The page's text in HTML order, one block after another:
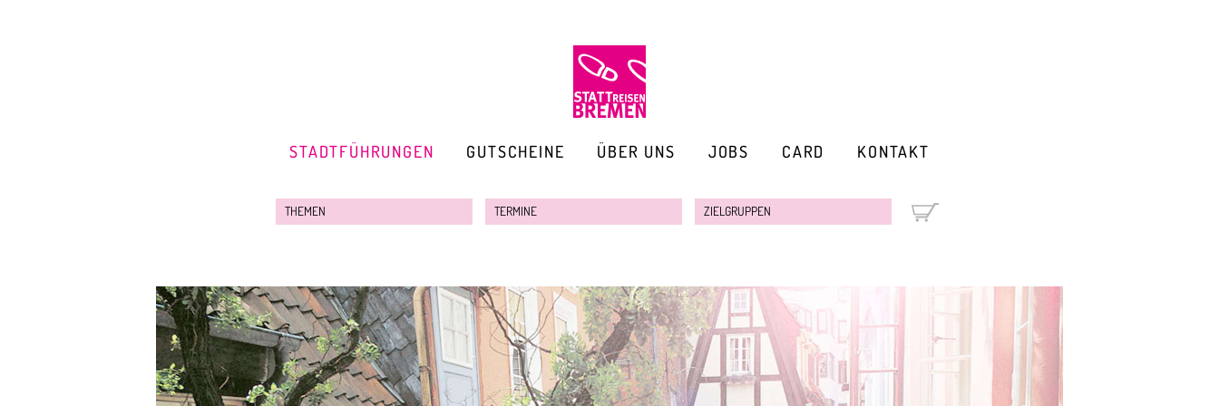
STADTFÜHRUNGEN GUTSCHEINE ÜBER UNS JOBS CARD KONTAKT